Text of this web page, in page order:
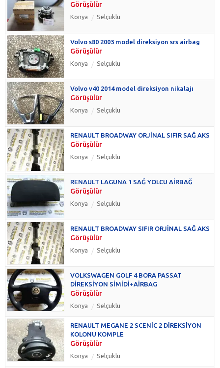
Görüşülür
Konya Selçuklu
Volvo s80 2003 model direksiyon srs airbag
Görüşülür
Konya Selçuklu
Volvo v40 2014 model direksiyon nikalajı
Görüşülür
Konya Selçuklu
RENAULT BROADWAY ORJİNAL SIFIR SAĞ AKS
Görüşülür
Konya Selçuklu
RENAULT LAGUNA 1 SAĞ YOLCU AİRBAĞ
Görüşülür
Konya Selçuklu
RENAULT BROADWAY SIFIR ORJİNAL SAĞ AKS
Görüşülür
Konya Selçuklu
VOLKSWAGEN GOLF 4 BORA PASSAT
DİREKSİYON SİMİDİ+AİRBAG
Görüşülür
Konya Selçuklu
RENAULT MEGANE 2 SCENİC 2 DİREKSİYON
KOLONU KOMPLE
Görüşülür
Konya Selçuklu